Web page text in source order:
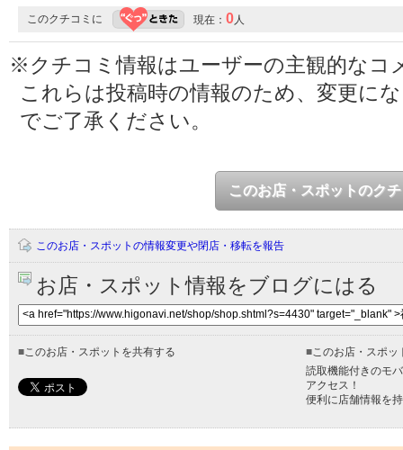
このクチコミに 現在： 0 人
※クチコミ情報はユーザーの主観的なコ
これらは投稿時の情報のため、変更に
でご了承ください。
このお店・スポットのク
このお店・スポットの情報変更や閉店・移転を報告
お店・スポット情報をブログにはる
■ このお店・スポットを共有する ■ このお店・スポ
読取機能付きのモ
アクセス！
便利に店舗情報を